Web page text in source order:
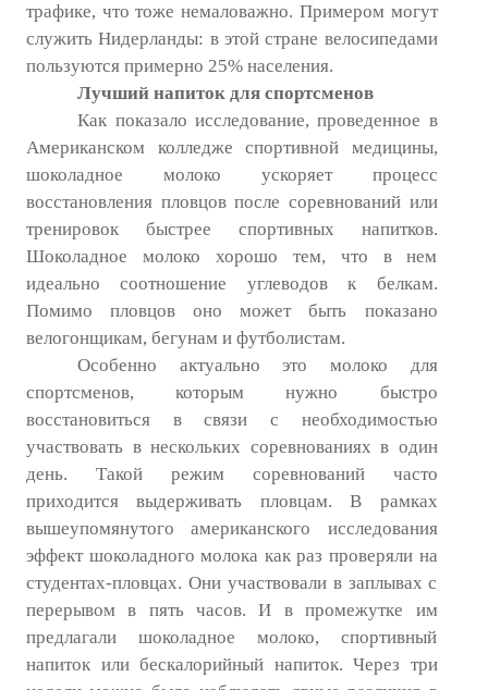
трафике, что тоже немаловажно. Примером могут
служить Нидерланды: в этой стране велосипедами
пользуются примерно 25% населения.
Лучший напиток для спортсменов
Как показало исследование, проведенное в
Американском колледже спортивной медицины,
шоколадное молоко ускоряет процесс
восстановления пловцов после соревнований или
тренировок быстрее спортивных напитков.
Шоколадное молоко хорошо тем, что в нем
идеально соотношение углеводов к белкам.
Помимо пловцов оно может быть показано
велогонщикам, бегунам и футболистам.
Особенно актуально это молоко для
спортсменов, которым нужно быстро
восстановиться в связи с необходимостью
участвовать в нескольких соревнованиях в один
день. Такой режим соревнований часто
приходится выдерживать пловцам. В рамках
вышеупомянутого американского исследования
эффект шоколадного молока как раз проверяли на
студентах-пловцах. Они участвовали в заплывах с
перерывом в пять часов. И в промежутке им
предлагали шоколадное молоко, спортивный
напиток или бескалорийный напиток. Через три